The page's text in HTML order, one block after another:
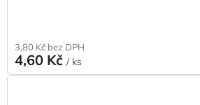
3,80 Kč bez DPH
4,60 Kč / ks